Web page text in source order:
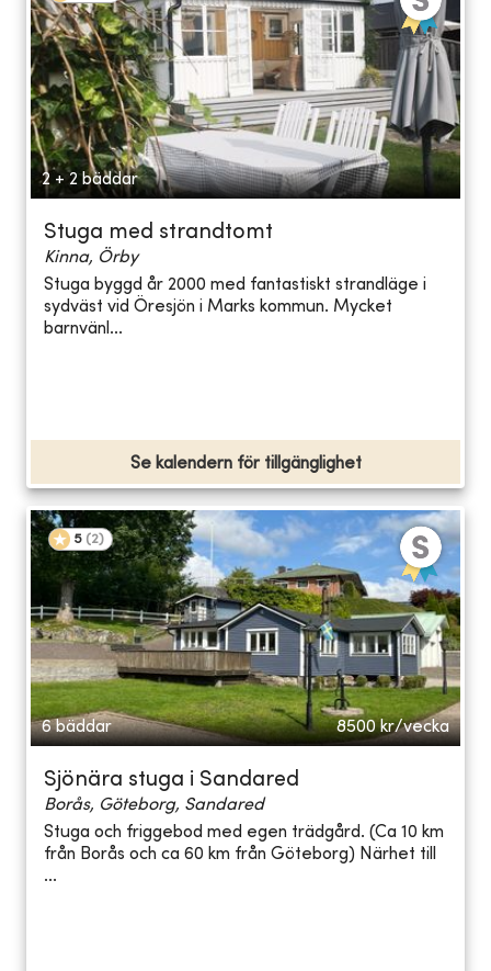
2 + 2 bäddar
Stuga med strandtomt
Kinna, Örby
Stuga byggd år 2000 med fantastiskt strandläge i
sydväst vid Öresjön i Marks kommun. Mycket
barnvänl...
Se kalendern för tillgänglighet
5 (2)
6 bäddar 8500 kr/vecka
Sjönära stuga i Sandared
Borås, Göteborg, Sandared
Stuga och friggebod med egen trädgård. (Ca 10 km
från Borås och ca 60 km från Göteborg) Närhet till
...